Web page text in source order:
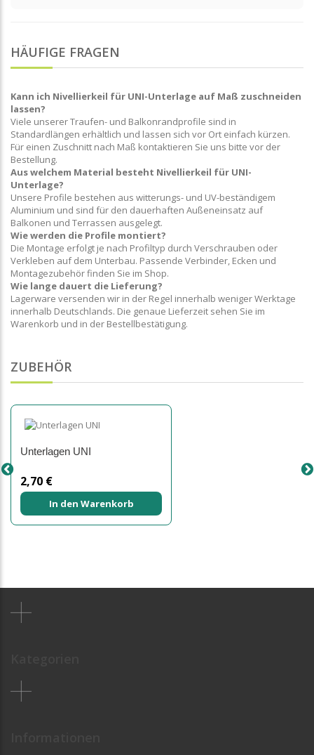
HÄUFIGE FRAGEN
Kann ich Nivellierkeil für UNI-Unterlage auf Maß zuschneiden
lassen?
Viele unserer Traufen- und Balkonrandprofile sind in
Standardlängen erhältlich und lassen sich vor Ort einfach kürzen.
Für einen Zuschnitt nach Maß kontaktieren Sie uns bitte vor der
Bestellung.
Aus welchem Material besteht Nivellierkeil für UNI-
Unterlage?
Unsere Profile bestehen aus witterungs- und UV-beständigem
Aluminium und sind für den dauerhaften Außeneinsatz auf
Balkonen und Terrassen ausgelegt.
Wie werden die Profile montiert?
Die Montage erfolgt je nach Profiltyp durch Verschrauben oder
Verkleben auf dem Unterbau. Passende Verbinder, Ecken und
Montagezubehör finden Sie im Shop.
Wie lange dauert die Lieferung?
Lagerware versenden wir in der Regel innerhalb weniger Werktage
innerhalb Deutschlands. Die genaue Lieferzeit sehen Sie im
Warenkorb und in der Bestellbestätigung.
ZUBEHÖR
Unterlagen UNI
2,70 €
In den Warenkorb